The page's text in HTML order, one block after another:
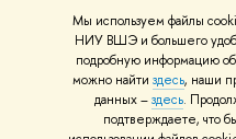
Мы используем файлы
НИУ ВШЭ и большего
подробную информацию
можно найти здесь, наши
данных –здесь.
подтверждаете, что
Людям с ограниченными
Единая платежная страница
Работа в Вышке